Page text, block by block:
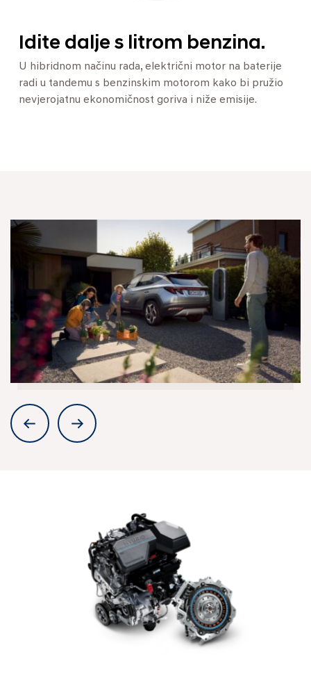
Idite dalje s litrom benzina.
U hibridnom načinu rada, električni motor na baterije
radi u tandemu s benzinskim motorom kako bi pružio
nevjerojatnu ekonomičnost goriva i niže emisije.